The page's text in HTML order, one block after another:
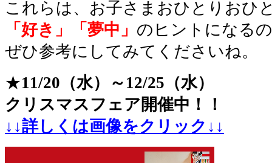
これらは、お子さまおひとりおひ
「好き」「夢中」 のヒントになる
ぜひ参考にしてみてくださいね。
★11/20（水）～12/25（水）
クリスマスフェア開催中！！
↓↓詳しくは画像をクリック↓↓